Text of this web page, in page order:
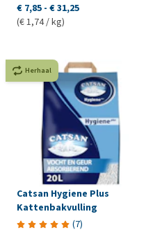
€ 7,85 - € 31,25
(€ 1,74 / kg)
Herhaal
Catsan Hygiene Plus
Kattenbakvulling
(7)